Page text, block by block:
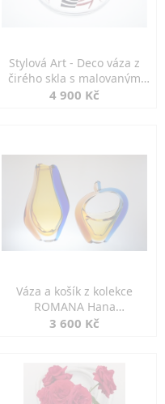
Stylová Art - Deco váza z
čirého skla s malovaným
dekorem
4 900 Kč
Váza a košík z kolekce
ROMANA Hana
MACHOVSKÁ Mstišov
3 600 Kč